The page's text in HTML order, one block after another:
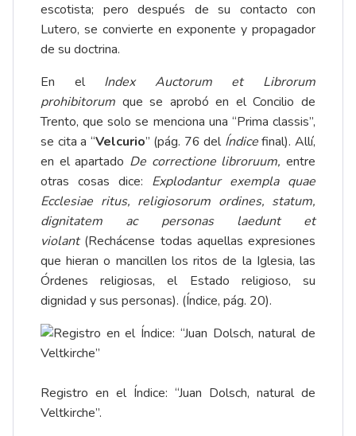
escotista; pero después de su contacto con
Lutero, se convierte en exponente y propagador
de su doctrina.
En el Index Auctorum et Librorum
prohibitorum que se aprobó en el Concilio de
Trento, que solo se menciona una “Prima classis”,
se cita a “Velcurio” (pág. 76 del Índicefinal). Allí,
en el apartado De correctione libroruum, entre
otras cosas dice: Explodantur exempla quae
Ecclesiae ritus, religiosorum ordines, statum,
dignitatem ac personas laedunt et
violant (Rechácense todas aquellas expresiones
que hieran o mancillen los ritos de la Iglesia, las
Órdenes religiosas, el Estado religioso, su
dignidad y sus personas). (Índice, pág. 20).
Registro en el Índice: “Juan Dolsch, natural de
Veltkirche”.